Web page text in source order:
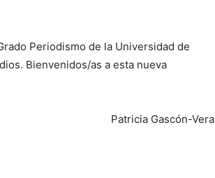
Periodismo de la Universidad de
Bienvenidos/as a esta nueva
Patricia Gascón-Vera